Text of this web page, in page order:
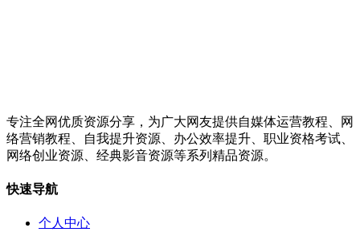
专注全网优质资源分享，为广大网友提供自媒体运营教程、网
络营销教程、自我提升资源、办公效率提升、职业资格考试、
网络创业资源、经典影音资源等系列精品资源。
快速导航
个人中心